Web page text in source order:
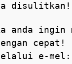
disulitkan!
anda ingin
cepat!
e-mel: